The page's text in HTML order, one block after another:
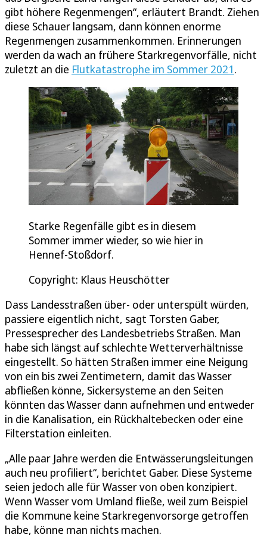
gibt höhere Regenmengen“, erläutert Brandt. Ziehen
diese Schauer langsam, dann können enorme
Regenmengen zusammenkommen. Erinnerungen
werden da wach an frühere Starkregenvorfälle, nicht
zuletzt an die Flutkatastrophe im Sommer 2021.
Starke Regenfälle gibt es in diesem
Sommer immer wieder, so wie hier in
Hennef-Stoßdorf.
Copyright: Klaus Heuschötter
Dass Landesstraßen über- oder unterspült würden,
passiere eigentlich nicht, sagt Torsten Gaber,
Pressesprecher des Landesbetriebs Straßen. Man
habe sich längst auf schlechte Wetterverhältnisse
eingestellt. So hätten Straßen immer eine Neigung
von ein bis zwei Zentimetern, damit das Wasser
abfließen könne, Sickersysteme an den Seiten
könnten das Wasser dann aufnehmen und entweder
in die Kanalisation, ein Rückhaltebecken oder eine
Filterstation einleiten.
„Alle paar Jahre werden die Entwässerungsleitungen
auch neu profiliert“, berichtet Gaber. Diese Systeme
seien jedoch alle für Wasser von oben konzipiert.
Wenn Wasser vom Umland fließe, weil zum Beispiel
die Kommune keine Starkregenvorsorge getroffen
habe, könne man nichts machen.